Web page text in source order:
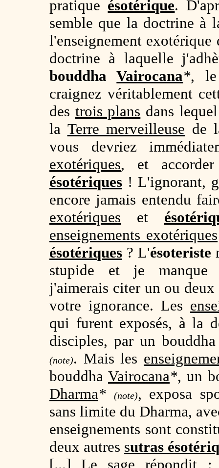
pratique ésotérique.
semble que la doctrine à
l'enseignement
doctrine à laquelle
bouddhaVairocana*, le
craignez véritablement
des trois plans dans
la Terre merveilleuse de
vous devriez
exotériques, et
ésotériques ! L'ignorant,
encore jamais entendu
exotériques et
enseignements exotériques
ésotériques ? L'ésoteriste
stupide et je manque
j'aimerais citer un ou deux
votre ignorance. Les
qui furent exposés, à la
disciples, par un
(note). Mais les
bouddha Vairocana*, un
Dharma* (note), exposa
sans limite du Dharma,
enseignements sont
deux autres sutras
[...] Le sage répondit